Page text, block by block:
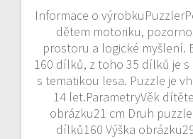
Informace o
dětem motoriku,
prostoru a logické myšlení.
160 dílků, z toho 35 dílků je
s tematikou lesa. Puzzle je
14 let.ParametryVěk
obrázku21 cm Druh
dílků160 Výška